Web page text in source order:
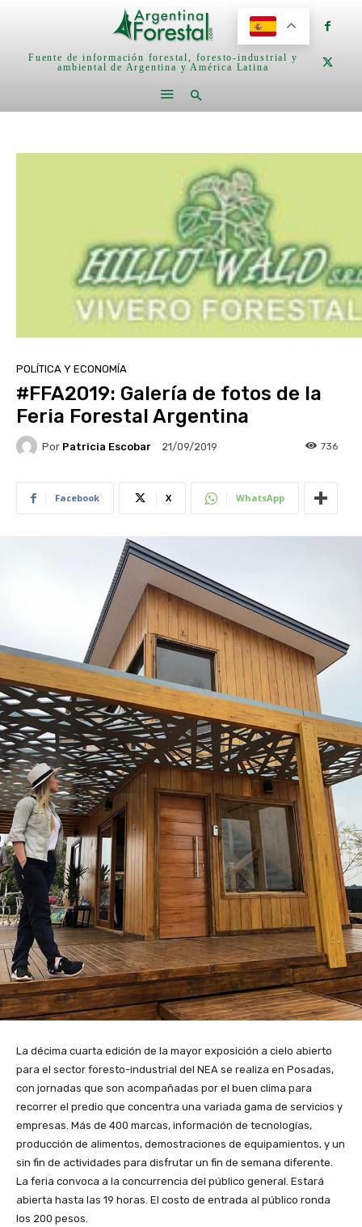
Fuente de información forestal, foresto-industrial y
ambiental de Argentina y América Latina
POLÍTICA Y ECONOMÍA
#FFA2019: Galería de fotos de la
Feria Forestal Argentina
Por Patricia Escobar 21/09/2019 736
Facebook X WhatsApp
La décima cuarta edición de la mayor exposición a cielo abierto
para el sector foresto-industrial del NEA se realiza en Posadas,
con jornadas que son acompañadas por el buen clima para
recorrer el predio que concentra una variada gama de servicios y
empresas. Más de 400 marcas, información de tecnologías,
producción de alimentos, demostraciones de equipamientos, y un
sin fin de actividades para disfrutar un fin de semana diferente.
La feria convoca a la concurrencia del público general. Estará
abierta hasta las 19 horas. El costo de entrada al público ronda
los 200 pesos.